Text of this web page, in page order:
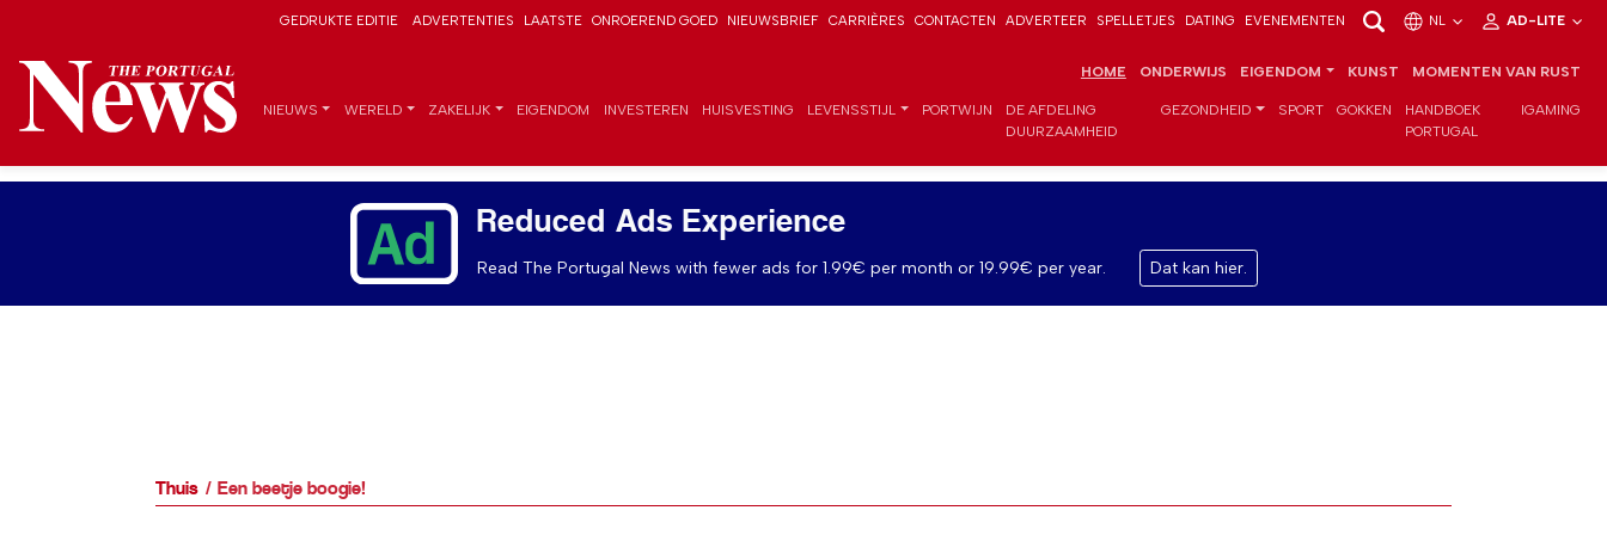
GEDRUKTE EDITIE ADVERTENTIES LAATSTE ONROEREND GOED NIEUWSBRIEF CARRIÈRES CONTACTEN ADVERTEER SPELLETJES DATING EVENEMENTEN NL AD-LITE
HOME ONDERWIJS EIGENDOM KUNST MOMENTEN VAN RUST
NIEUWS WERELD ZAKELIJK EIGENDOM INVESTEREN HUISVESTING LEVENSSTIJL PORTWIJN
DE AFDELING
DUURZAAMHEID
GEZONDHEID SPORT GOKKEN
HANDBOEK
PORTUGAL
IGAMING
Reduced Ads Experience
Read The Portugal News with fewer ads for 1.99€ per month or 19.99€ per year. Dat kan hier.
Thuis Een beetje boogie!